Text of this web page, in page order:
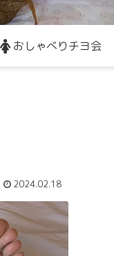
おしゃべりチヨ会
2024.02.18